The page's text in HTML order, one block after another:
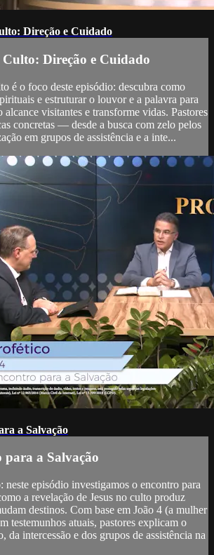
Direção e Cuidado
Direção e Cuidado
é o foco deste episódio: descubra como
e estruturar o louvor e a palavra para
alcance visitantes e transforme vidas. Pastores
concretas — desde a busca com zelo pelos
em grupos de assistência e a inte...
a Salvação
para a Salvação
episódio investigamos o encontro para
a revelação de Jesus no culto produz
destinos. Com base em João 4 (a mulher
testemunhos atuais, pastores explicam o
da intercessão e dos grupos de assistência na